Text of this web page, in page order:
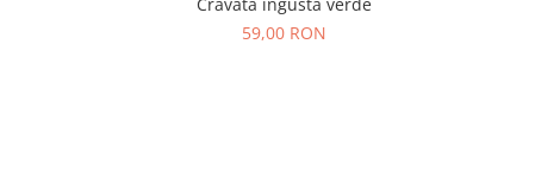
59,00 RON